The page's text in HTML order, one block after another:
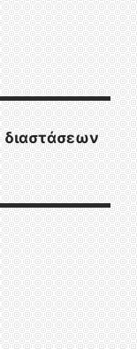
διαστάσεων